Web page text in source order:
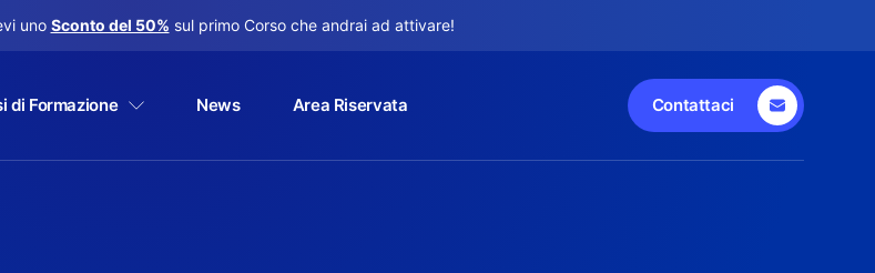
uno Sconto del 50% sul primo Corso che andrai ad attivare!
di Formazione News Area Riservata Contattaci